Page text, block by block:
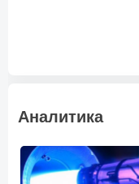
Аналитика